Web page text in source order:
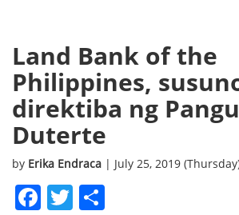
Land Bank of the
Philippines,
direktiba ng
Duterte
by Erika Endraca | July 25, 2019
Facebook
Twitter